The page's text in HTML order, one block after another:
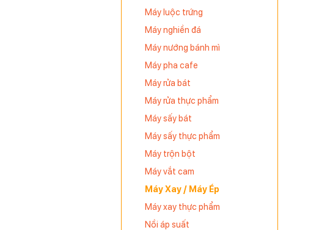
Máy luộc trứng
Máy nghiền đá
Máy nướng bánh mì
Máy pha cafe
Máy rửa bát
Máy rửa thực phẩm
Máy sấy bát
Máy sấy thực phẩm
Máy trộn bột
Máy vắt cam
Máy Xay / Máy Ép
Máy xay thực phẩm
Nồi áp suất